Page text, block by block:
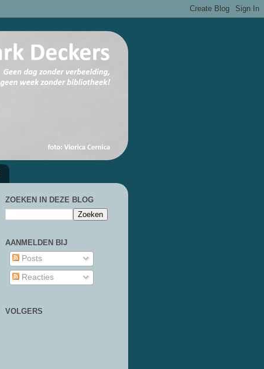
ZOEKEN IN DEZE BLOG
AANMELDEN BIJ
Posts
Reacties
VOLGERS